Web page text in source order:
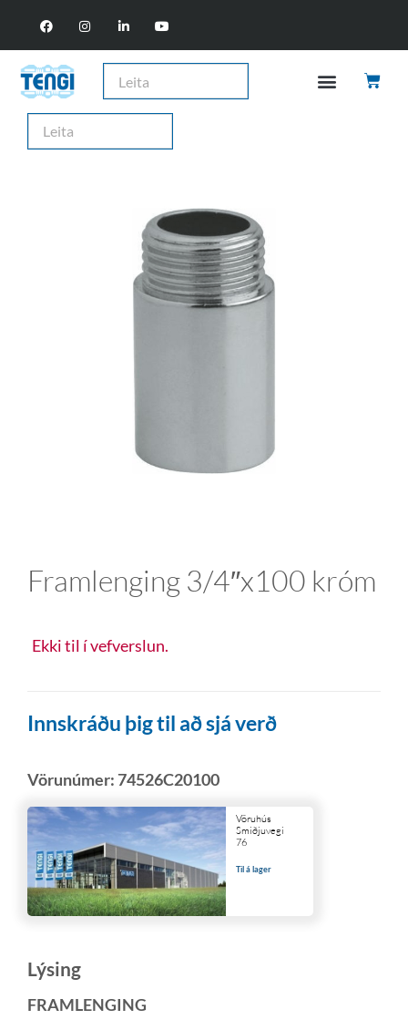
Framlenging 3/4″x100 króm
Ekki til í vefverslun.
Innskráðu þig til að sjá verð
Vörunúmer:74526C20100
Vöruhús
Smiðjuvegi
76
Til á lager
Lýsing
FRAMLENGING